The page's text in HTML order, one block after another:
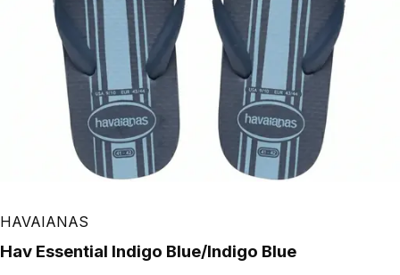
HAVAIANAS
Hav Essential Indigo Blue/Indigo Blue